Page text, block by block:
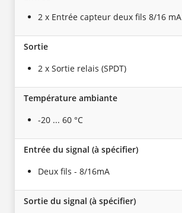
2 x Entrée capteur deux fils 8/16 mA
Sortie
2 x Sortie relais (SPDT)
Température ambiante
-20 ... 60 °C
Entrée du signal (à spécifier)
Deux fils - 8/16mA
Sortie du signal (à spécifier)